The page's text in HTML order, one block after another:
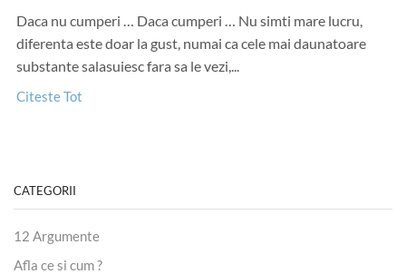
Daca nu cumperi … Daca cumperi … Nu simti mare lucru,
diferenta este doar la gust, numai ca cele mai daunatoare
substante salasuiesc fara sa le vezi,...
Citeste Tot
CATEGORII
12 Argumente
Afla ce si cum ?